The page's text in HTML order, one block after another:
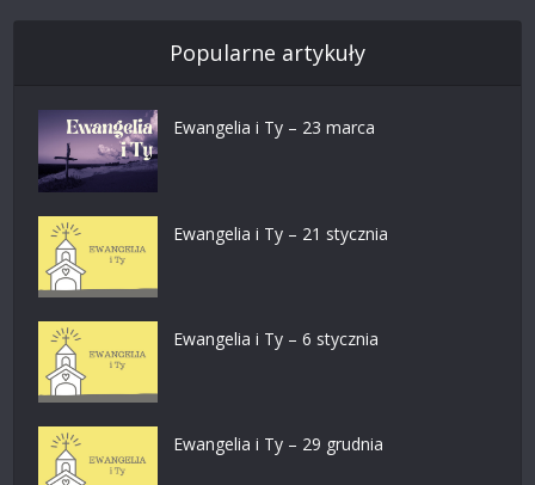
Popularne artykuły
Ewangelia i Ty – 23 marca
Ewangelia i Ty – 21 stycznia
Ewangelia i Ty – 6 stycznia
Ewangelia i Ty – 29 grudnia